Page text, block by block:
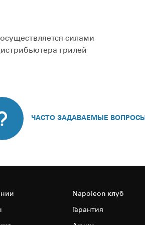
силами
грилей
ЧАСТО ЗАДАВАЕМЫЕ ВОПРОСЫ
Napoleon клуб
Гарантия